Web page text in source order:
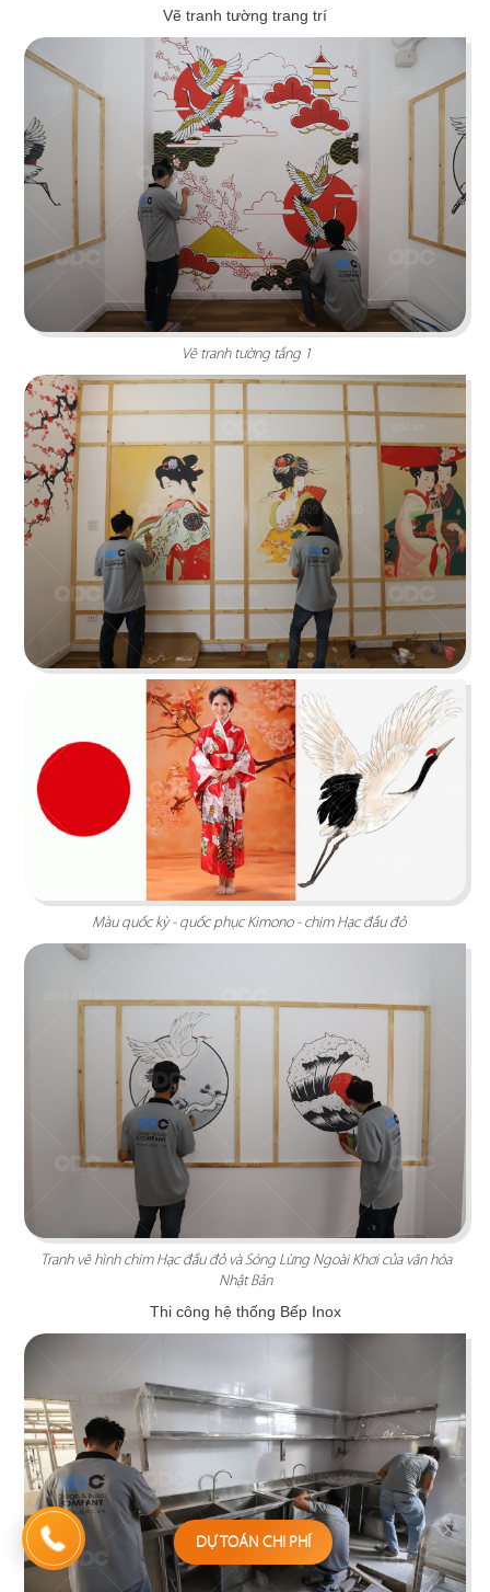
667 BISTRO
Mang phong cách bán cổ điển, xen lẫn trường
phái nghệ thuật Art Décor
Chi tiết
MASHA & THE BEAR
Tái hiện ngôi nhà trong rừng của Masha một cách
vô cùng sống động.
Chi tiết
THE LOVER
Sự kết hợp tinh tế giữa hai dấu ấn Đông - Tây đã
tạo nên một “bản phối” ấn tượng
Chi tiết
MARINA COFFEE
Sức quyến rũ của những chiếc buồm đã tạo nên
một khung cảnh đặc trưng của một “Bến du
thuyền”
Vẽ tranh tường trang trí
Vẽ tranh tường tầng 1
Màu quốc kỳ - quốc phục Kimono - chim Hạc đầu đỏ
Tranh vẽ hình chim Hạc đầu đỏ và Sóng Lừng Ngoài Khơi của văn hóa
Nhật Bản
Thi công hệ thống Bếp Inox
DỰ TOÁN CHI PHÍ